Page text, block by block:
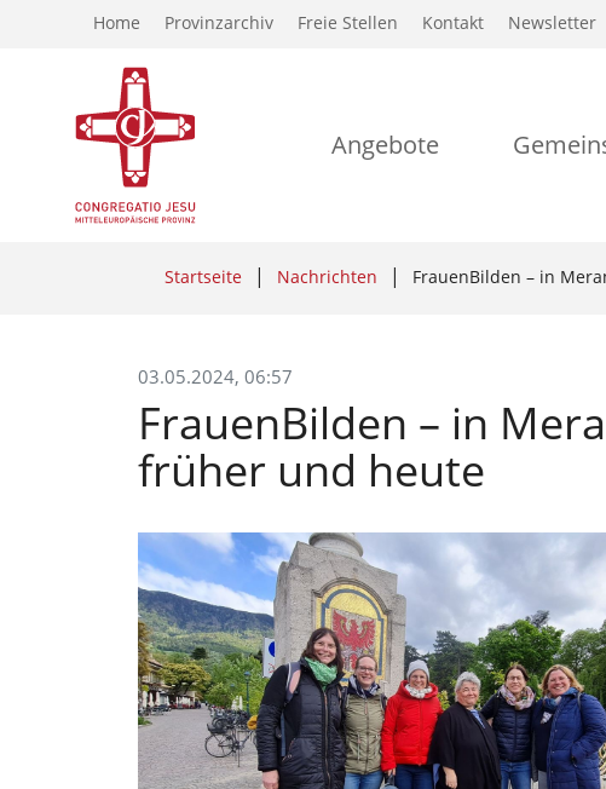
Home Provinzarchiv Freie Stellen Kontakt Newsletter
Angebote
Startseite Nachrichten FrauenBilden – in
03.05.2024, 06:57
FrauenBilden – in
früher und heute